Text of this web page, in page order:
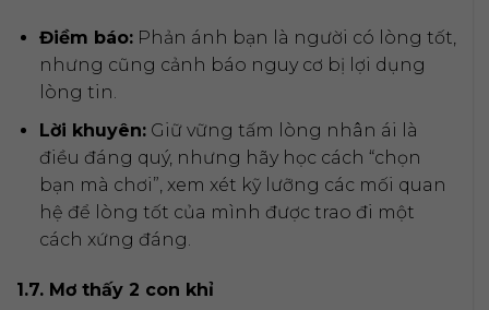
Điềm báo:Phản ánh bạn là người có lòng tốt,
nhưng cũng cảnh báo nguy cơ bị lợi dụng
lòng tin.
Lời khuyên:Giữ vững tấm lòng nhân ái là
điều đáng quý, nhưng hãy học cách “chọn
bạn mà chơi”, xem xét kỹ lưỡng các mối quan
hệ để lòng tốt của mình được trao đi một
cách xứng đáng.
1.7. Mơ thấy 2 con khỉ